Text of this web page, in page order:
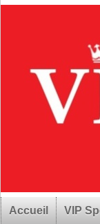
Accueil VIP